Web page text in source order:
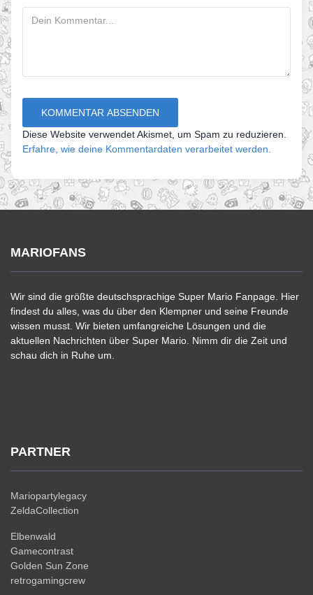
Diese Website verwendet Akismet, um Spam zu reduzieren.
Erfahre, wie deine Kommentardaten verarbeitet werden.
MARIOFANS
Wir sind die größte deutschsprachige Super Mario Fanpage. Hier
findest du alles, was du über den Klempner und seine Freunde
wissen musst. Wir bieten umfangreiche Lösungen und die
aktuellen Nachrichten über Super Mario. Nimm dir die Zeit und
schau dich in Ruhe um.
PARTNER
Mariopartylegacy
ZeldaCollection
Elbenwald
Gamecontrast
Golden Sun Zone
retrogamingcrew